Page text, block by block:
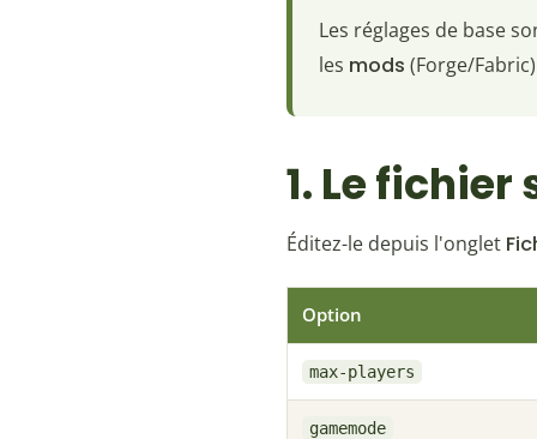
Les réglages de base
les mods (Forge/
1. Le
Éditez-le depuis l'onglet
Option
max-players
gamemode